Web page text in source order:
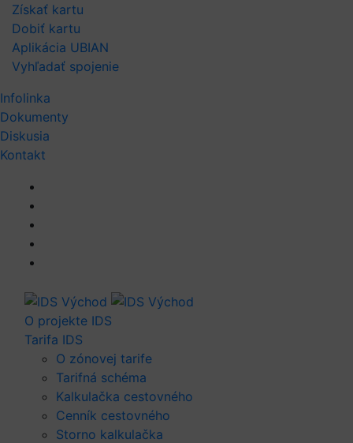
Získať kartu
Dobiť kartu
Aplikácia UBIAN
Vyhľadať spojenie
Infolinka
Dokumenty
Diskusia
Kontakt
O projekte IDS
Tarifa IDS
O zónovej tarife
Tarifná schéma
Kalkulačka cestovného
Cenník cestovného
Storno kalkulačka